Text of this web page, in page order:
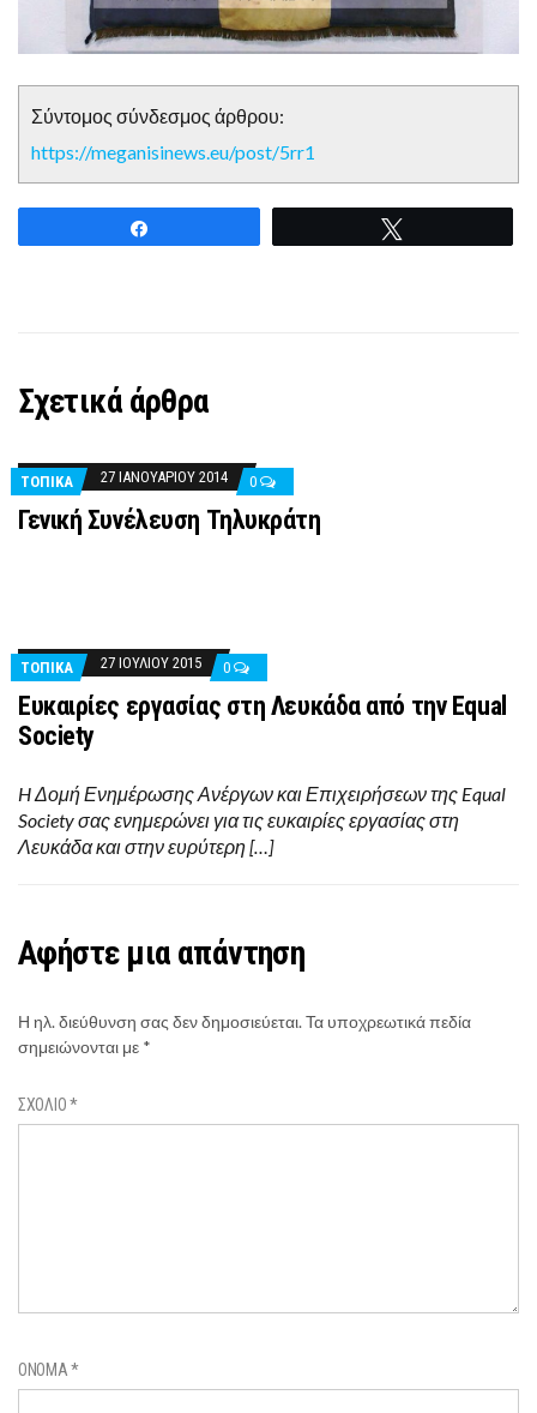
Σύντομος σύνδεσμος άρθρου:
https://meganisinews.eu/post/5rr1
Σχετικά άρθρα
ΤΟΠΙΚΑ 27 ΙΑΝΟΥΑΡΊΟΥ 2014 0
Γενική Συνέλευση Τηλυκράτη
ΤΟΠΙΚΑ 27 ΙΟΥΛΊΟΥ 2015 0
Ευκαιρίες εργασίας στη Λευκάδα από την Equal
Society
H Δομή Ενημέρωσης Ανέργων και Επιχειρήσεων της Equal
Society σας ενημερώνει για τις ευκαιρίες εργασίας στη
Λευκάδα και στην ευρύτερη […]
Αφήστε μια απάντηση
Η ηλ. διεύθυνση σας δεν δημοσιεύεται.Τα υποχρεωτικά πεδία
σημειώνονται με *
ΣΧΌΛΙΟ*
ΌΝΟΜΑ*